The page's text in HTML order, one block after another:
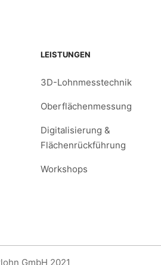
LEISTUNGEN
3D-Lohnmesstechnik
Oberflächenmessung
Digitalisierung &
Flächenrückführung
Workshops
GmbH 2021